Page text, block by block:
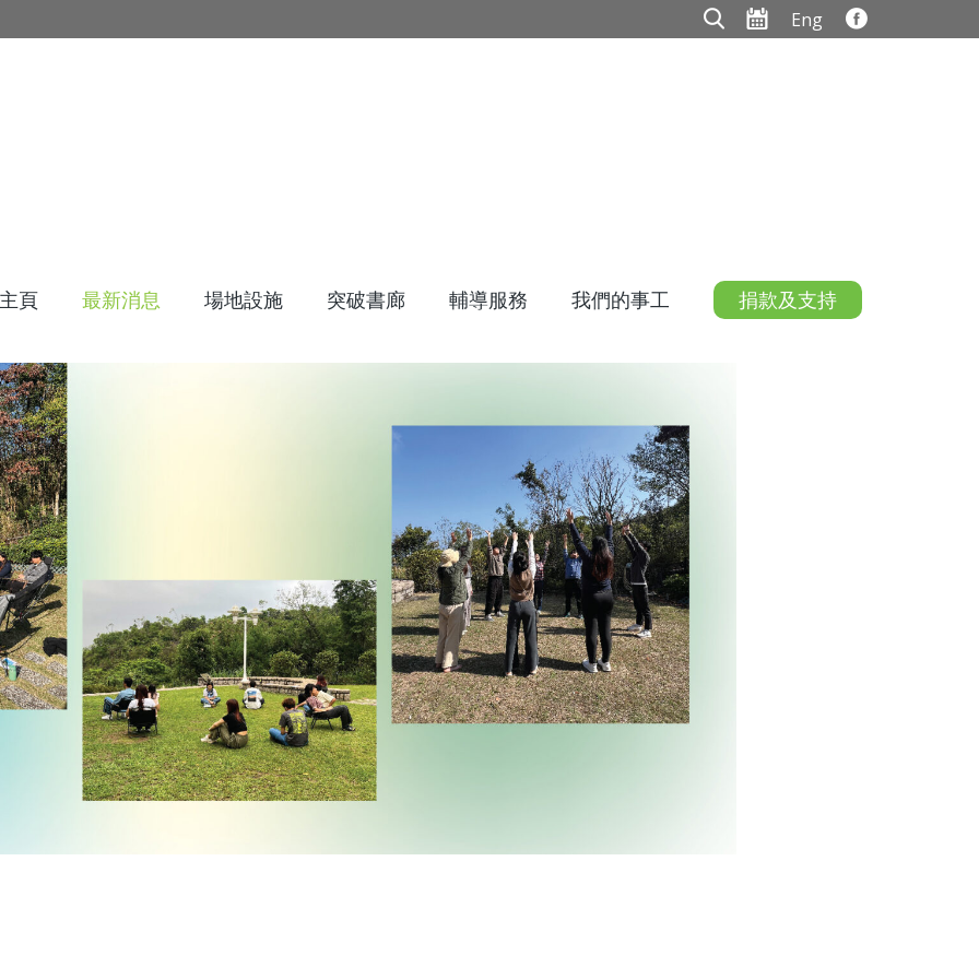
Eng
主頁 最新消息 場地設施 突破書廊 輔導服務 我們的事工 捐款及支持